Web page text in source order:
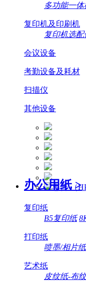
多功能一
复印机及印刷机
复印机选配
会议设备
考勤设备及耗材
扫描仪
其他设备
办公用纸 >
复印纸
B5复印纸
打印纸
喷墨/相片纸
艺术纸
皮纹纸-布